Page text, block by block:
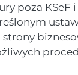
poza KSeF
strony